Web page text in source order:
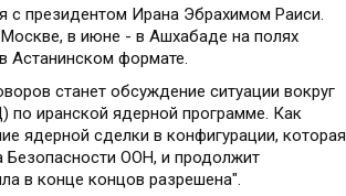
с президентом Ирана Эбрахимом Раиси.
в июне - в Ашхабаде на полях
Астанинском формате.
станет обсуждение ситуации вокруг
иранской ядерной программе. Как
ядерной сделки в конфигурации, которая
Безопасности ООН, и продолжит
в конце концов разрешена".